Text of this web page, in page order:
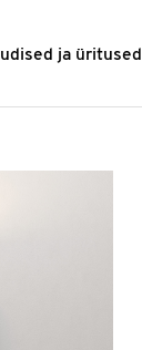
ja üritused